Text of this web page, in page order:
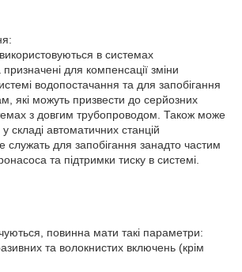
в системах
для компенсації зміни
водопостачання та для запобігання
які можуть призвести до серйозних
з довгим трубопроводом. Також може
складі автоматичних станцій
служать для запобігання занадто частим
та підтримки тиску в системі.
повинна мати такі параметри:
та волокнистих включень (крім